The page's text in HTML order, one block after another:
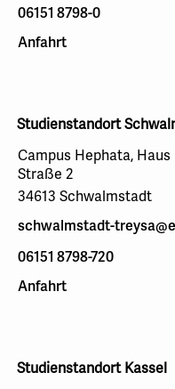
06151 8798-0
Anfahrt
Studienstandort
Campus Hephata,
Straße 2
34613 Schwalmstadt
schwalmstadt-
06151 8798-720
Anfahrt
Studienstandort Kassel